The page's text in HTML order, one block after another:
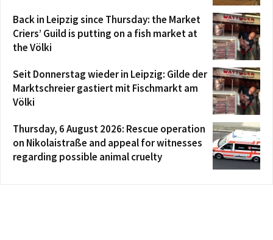
Back in Leipzig since Thursday: the Market
Criers’ Guild is putting on a fish market at
the Völki
Seit Donnerstag wieder in Leipzig: Gilde der
Marktschreier gastiert mit Fischmarkt am
Völki
Thursday, 6 August 2026: Rescue operation
on Nikolaistraße and appeal for witnesses
regarding possible animal cruelty